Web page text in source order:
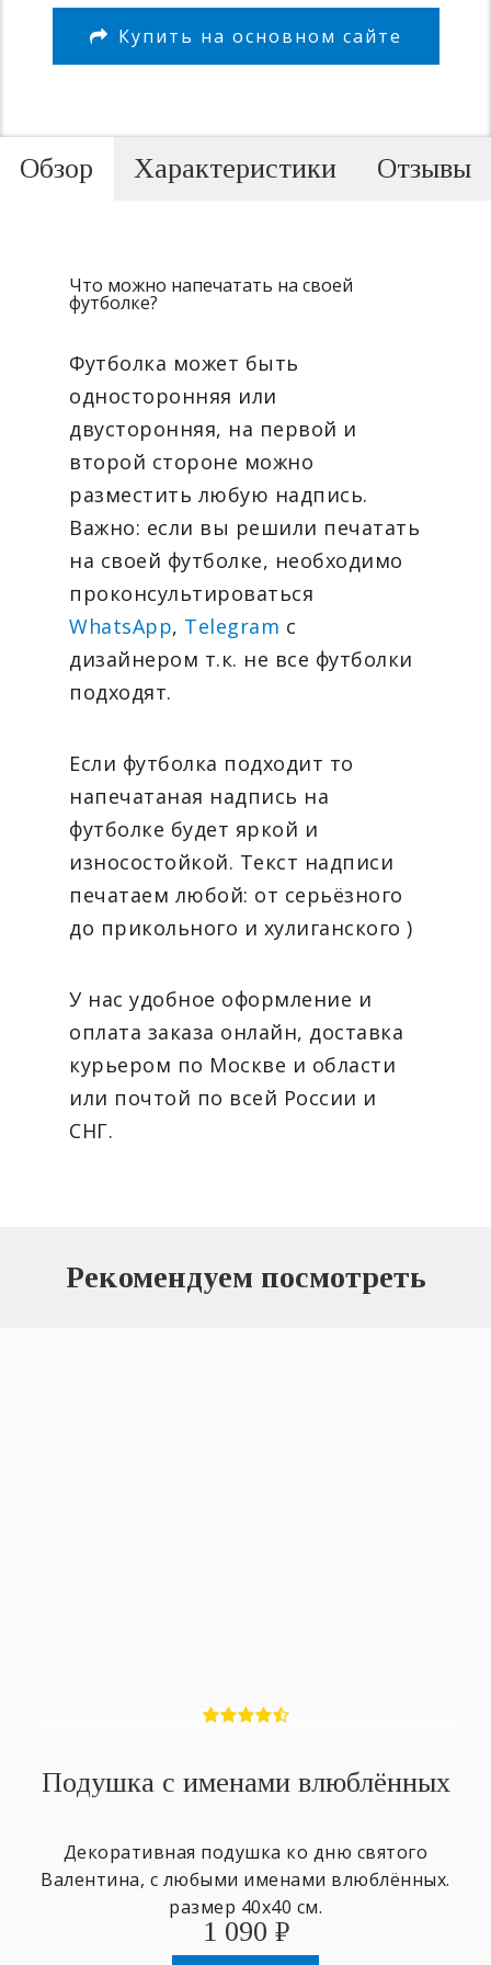
Купить на основном сайте
Обзор
Что можно напечатать на своей
футболке?
Футболка может быть
односторонняя или
двусторонняя, на первой и
второй стороне можно
разместить любую надпись.
Важно: если вы решили печатать
на своей футболке, необходимо
проконсультироваться
WhatsApp, Telegram с
дизайнером т.к. не все футболки
подходят.
Если футболка подходит то
напечатаная надпись на
футболке будет яркой и
износостойкой. Текст надписи
печатаем любой: от серьёзного
до прикольного и хулиганского )
У нас удобное оформление и
оплата заказа онлайн, доставка
курьером по Москве и области
или почтой по всей России и
СНГ.
Характеристики Отзывы
Рекомендуем посмотреть
Подушка с именами влюблённых
Декоративная подушка ко дню святого
Валентина, с любыми именами влюблённых.
размер 40х40 см.
1 090 ₽